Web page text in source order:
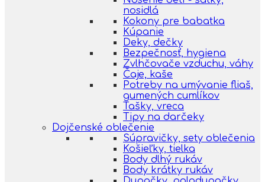
nosidlá
Kokony pre babatka
Kúpanie
Deky, dečky
Bezpečnosť, hygiena
Zvlhčovače vzduchu, váhy
Čaje, kaše
Potreby na umývanie fliaš,
gumených cumlíkov
Tašky, vreca
Tipy na darčeky
Dojčenské oblečenie
Súpravičky, sety oblečenia
Košieľky, tielka
Body dlhý rukáv
Body krátky rukáv